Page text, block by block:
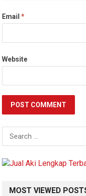
Email*
Website
Search
MOST VIEWED